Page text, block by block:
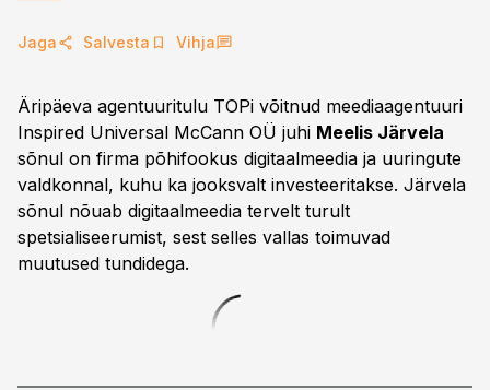
Jaga Salvesta Vihja
Äripäeva agentuuritulu TOPi võitnud meediaagentuuri
Inspired Universal McCann OÜ juhi Meelis Järvela
sõnul on firma põhifookus digitaalmeedia ja uuringute
valdkonnal, kuhu ka jooksvalt investeeritakse. Järvela
sõnul nõuab digitaalmeedia tervelt turult
spetsialiseerumist, sest selles vallas toimuvad
muutused tundidega.